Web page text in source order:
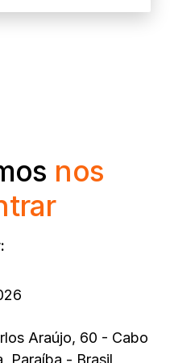
nos
Araújo, 60 - Cabo
Paraíba - Brasil